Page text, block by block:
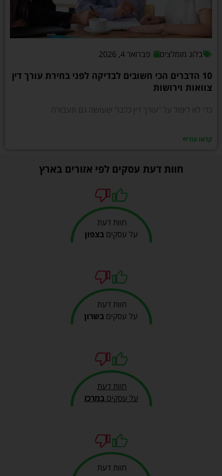
בלוג מומלצים פברואר 4, 2026
10 הדברים הכי חשובים לבדיקה לפני בחירת עורך דין
צוואות וירושות
כדי לא ליפול על "עורך דין כלבו" שעושה גם תעבורה
קראו עוד
חוות דעת עסקים לפי אזורים בארץ
חוות דעת
על עסקיםבצפון
חוות דעת
על עסקים בשרון
חוות דעת
על עסקיםבמרכז
חוות דעת